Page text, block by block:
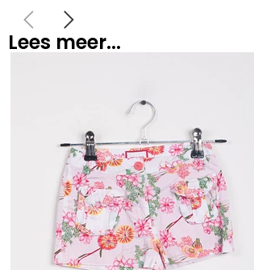
Lees meer...